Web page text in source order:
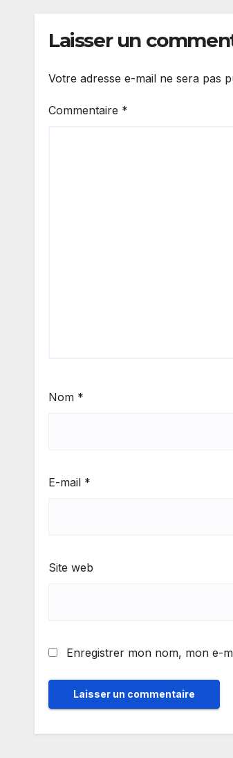
Laisser un
Votre adresse e-mail ne sera pas
Commentaire *
Nom *
E-mail *
Site web
Enregistrer mon nom, mon e-